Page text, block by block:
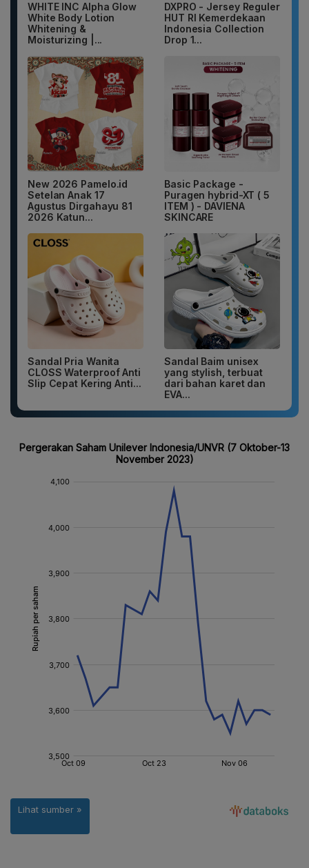
WHITE INC Alpha Glow
White Body Lotion
Whitening &
Moisturizing |...
DXPRO - Jersey Reguler
HUT RI Kemerdekaan
Indonesia Collection
Drop 1...
New 2026 Pamelo.id
Setelan Anak 17
Agustus Dirgahayu 81
2026 Katun...
Basic Package -
Puragen hybrid-XT ( 5
ITEM ) - DAVIENA
SKINCARE
Sandal Pria Wanita
CLOSS Waterproof Anti
Slip Cepat Kering Anti...
Sandal Baim unisex
yang stylish, terbuat
dari bahan karet dan
EVA...